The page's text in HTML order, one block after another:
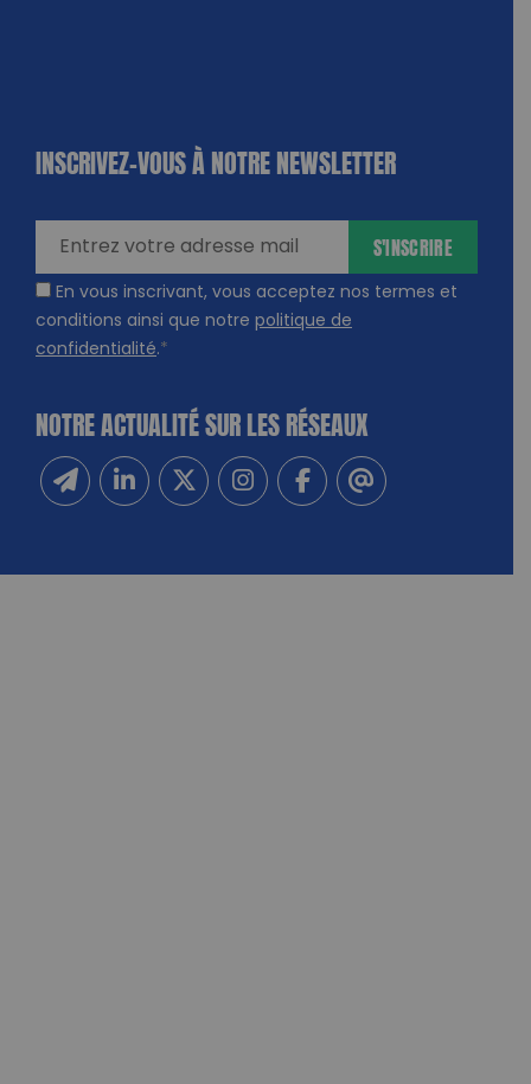
INSCRIVEZ-VOUS À NOTRE NEWSLETTER
En vous inscrivant, vous acceptez nos termes et
conditions ainsi que notre politique de
confidentialité.*
S'INSCRIRE
NOTRE ACTUALITÉ SUR LES RÉSEAUX